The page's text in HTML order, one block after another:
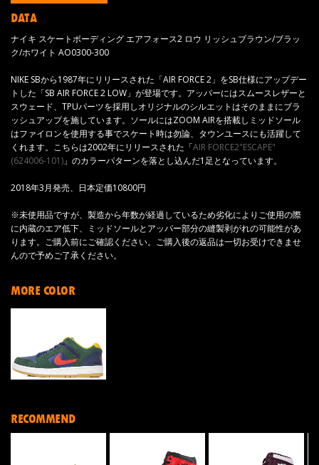
DATA
ナイキ スケートボーディング エアフォース2 ロウ リッシュブラウン/ブラッ
ク/ホワイト AO0300-300
NIKE SBから1987年にリリースされた「AIR FORCE 2」をSB仕様にアップデー
トした「SB AIR FORCE 2 LOW」が登場です。アッパーにはスムースレザーと
スウェード、TPUパーツを採用しオリジナルのシルエットはそのままにブラ
ッシュアップを施しています。ソールにはZOOM AIRを搭載しミッドソール
はファイロンを使用する事でスケート時は勿論、タウンユースにも活躍して
くれます。こちらは2002年にリリースされた「AIR FORCE2"ESCAPE"
(624006-101) 」のカラーパターンを落とし込んだ1足となっています。
2018年3月発売、日本定価10800円
※未使用品ですが、製造から年数が経過しているため劣化によりご使用の際
に内蔵のエア低下、ミッドソールとアッパー部分の縫製剥がれの可能性があ
ります。ご購入前にご確認ください。ご購入後の返品は一切お受けできませ
んので予めご了承ください。
MORE COLOR
RECOMMEND